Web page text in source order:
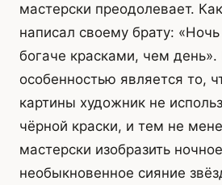
мастерски преодолевает.
написал своему брату:
богаче красками, чем день».
особенностью является то,
картины художник не
чёрной краски, и тем не
мастерски изобразить
необыкновенное сияние